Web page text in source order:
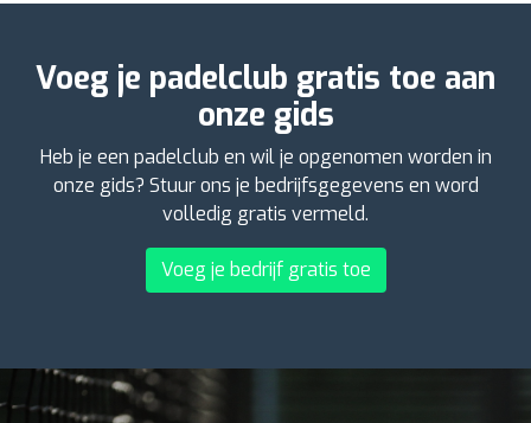
Voeg je padelclub gratis toe aan
onze gids
Heb je een padelclub en wil je opgenomen worden in
onze gids? Stuur ons je bedrijfsgegevens en word
volledig gratis vermeld.
Voeg je bedrijf gratis toe